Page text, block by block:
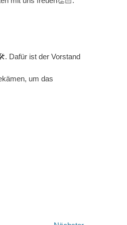
Dafür ist der Vorstand
um das